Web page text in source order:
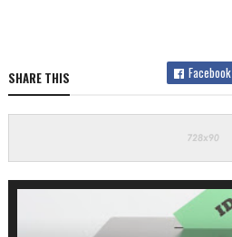
SHARE THIS Facebook